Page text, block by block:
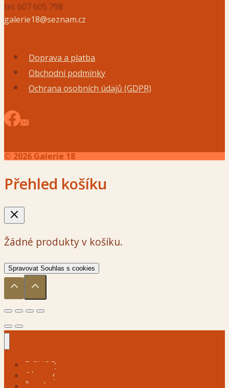
tel: 607 605 798
galerie18@seznam.cz
Doprava a platba
Obchodní podmínky
Ochrana osobních údajů (GDPR)
© 2026 Galerie 18
Přehled košíku
Žádné produkty v košíku.
Spravovat Souhlas s cookies
E-SHOP
Obrazy